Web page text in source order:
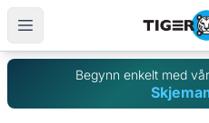
Begynn enkelt med